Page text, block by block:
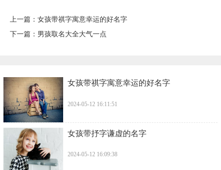
上一篇： ​女孩带祺字寓意幸运的好名字
下一篇： ​男孩取名大全大气一点
​女孩带祺字寓意幸运的好名字
2024-05-12 16:11:51
​女孩带抒字谦虚的名字
2024-05-12 16:09:38